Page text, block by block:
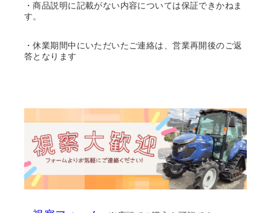
・商品説明に記載がない内容については保証できかねま
す。
・休業期間中にいただいたご連絡は、営業再開後のご返
答となります